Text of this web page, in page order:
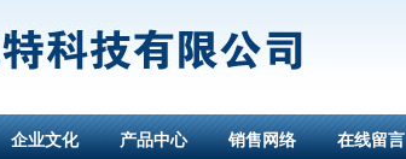
企业文化 产品中心 销售网络 在线留言